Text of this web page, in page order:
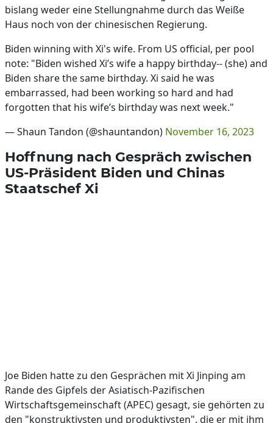
bislang weder eine Stellungnahme durch das Weiße
Haus noch von der chinesischen Regierung.
Biden winning with Xi's wife. From US official, per pool
note: "Biden wished Xi’s wife a happy birthday-- (she) and
Biden share the same birthday. Xi said he was
embarrassed, had been working so hard and had
forgotten that his wife’s birthday was next week."
— Shaun Tandon (@shauntandon) November 16, 2023
Hoffnung nach Gespräch zwischen
US-Präsident Biden und Chinas
Staatschef Xi
Joe Biden hatte zu den Gesprächen mit Xi Jinping am
Rande des Gipfels der Asiatisch-Pazifischen
Wirtschaftsgemeinschaft (APEC) gesagt, sie gehörten zu
den "konstruktivsten und produktivsten", die er mit ihm